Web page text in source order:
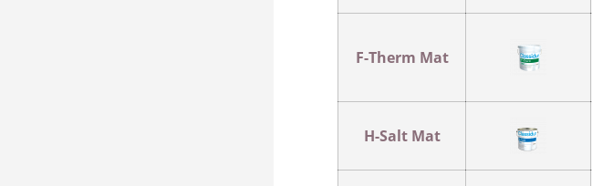
F-Therm Mat
H-Salt Mat